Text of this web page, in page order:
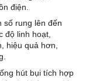
điện.
số rung lên đến
độ linh hoạt,
hiệu quả hơn,
hút bụi tích hợp